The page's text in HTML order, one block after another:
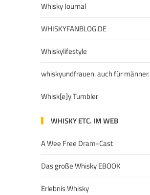
Whisky Journal
WHISKYFANBLOG.DE
Whiskylifestyle
whiskyundfrauen. auch für männer.
Whisk[e]y Tumbler
WHISKY ETC. IM WEB
A Wee Free Dram-Cast
Das große Whisky EBOOK
Erlebnis Whisky